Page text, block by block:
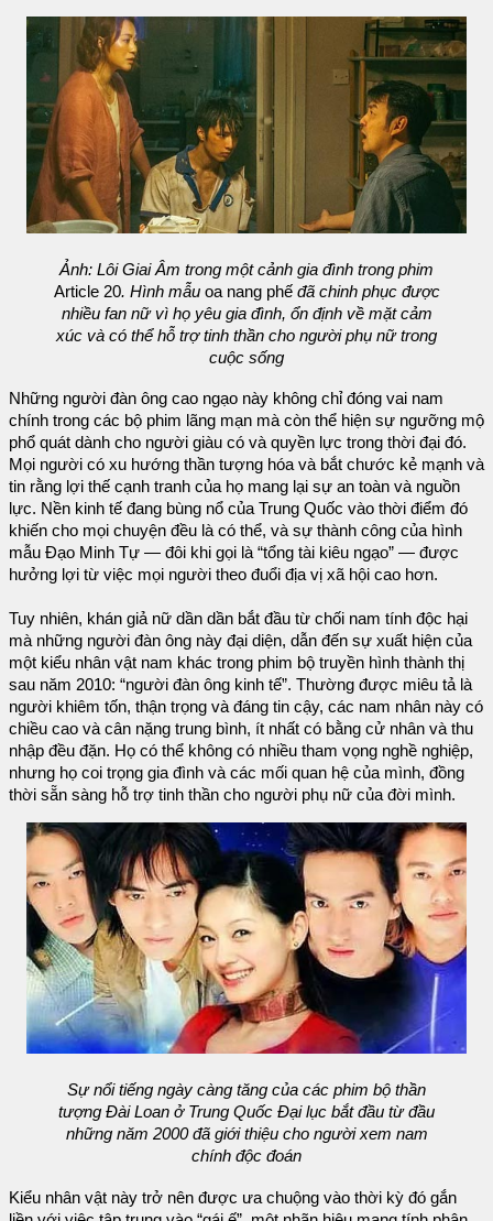
Ảnh: Lôi Giai Âm trong một cảnh gia đình trong phim
Article 20. Hình mẫuoa nang phế đã chinh phục được
nhiều fan nữ vì họ yêu gia đình, ổn định về mặt cảm
xúc và có thể hỗ trợ tinh thần cho người phụ nữ trong
cuộc sống
Những người đàn ông cao ngạo này không chỉ đóng vai nam
chính trong các bộ phim lãng mạn mà còn thể hiện sự ngưỡng mộ
phổ quát dành cho người giàu có và quyền lực trong thời đại đó.
Mọi người có xu hướng thần tượng hóa và bắt chước kẻ mạnh và
tin rằng lợi thế cạnh tranh của họ mang lại sự an toàn và nguồn
lực. Nền kinh tế đang bùng nổ của Trung Quốc vào thời điểm đó
khiến cho mọi chuyện đều là có thể, và sự thành công của hình
mẫu Đạo Minh Tự — đôi khi gọi là “tổng tài kiêu ngạo” — được
hưởng lợi từ việc mọi người theo đuổi địa vị xã hội cao hơn.
Tuy nhiên, khán giả nữ dần dần bắt đầu từ chối nam tính độc hại
mà những người đàn ông này đại diện, dẫn đến sự xuất hiện của
một kiểu nhân vật nam khác trong phim bộ truyền hình thành thị
sau năm 2010: “người đàn ông kinh tế”. Thường được miêu tả là
người khiêm tốn, thận trọng và đáng tin cậy, các nam nhân này có
chiều cao và cân nặng trung bình, ít nhất có bằng cử nhân và thu
nhập đều đặn. Họ có thể không có nhiều tham vọng nghề nghiệp,
nhưng họ coi trọng gia đình và các mối quan hệ của mình, đồng
thời sẵn sàng hỗ trợ tinh thần cho người phụ nữ của đời mình.
Sự nổi tiếng ngày càng tăng của các phim bộ thần
tượng Đài Loan ở Trung Quốc Đại lục bắt đầu từ đầu
những năm 2000 đã giới thiệu cho người xem nam
chính độc đoán
Kiểu nhân vật này trở nên được ưa chuộng vào thời kỳ đó gắn